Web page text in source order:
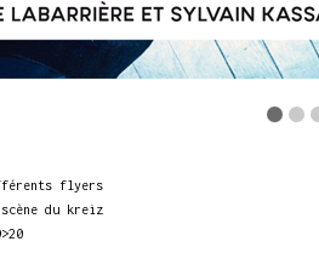
flyers
du kreiz